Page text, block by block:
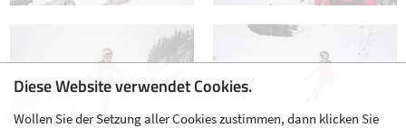
Diese Website verwendet Cookies.
Wollen Sie der Setzung aller Cookies zustimmen, dann klicken Sie